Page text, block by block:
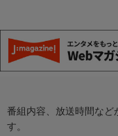
番組内容、放送時間など
す。